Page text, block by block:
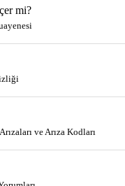
mi?
ve Arıza Kodları